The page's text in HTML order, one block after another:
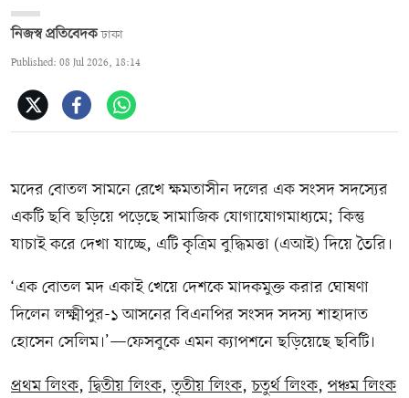
নিজস্ব প্রতিবেদক ঢাকা
Published: 08 Jul 2026, 18:14
মদের বোতল সামনে রেখে ক্ষমতাসীন দলের এক সংসদ সদস্যের
একটি ছবি ছড়িয়ে পড়েছে সামাজিক যোগাযোগমাধ্যমে; কিন্তু
যাচাই করে দেখা যাচ্ছে, এটি কৃত্রিম বুদ্ধিমত্তা (এআই) দিয়ে তৈরি।
‘এক বোতল মদ একাই খেয়ে দেশকে মাদকমুক্ত করার ঘোষণা
দিলেন লক্ষ্মীপুর-১ আসনের বিএনপির সংসদ সদস্য শাহাদাত
হোসেন সেলিম।’—ফেসবুকে এমন ক্যাপশনে ছড়িয়েছে ছবিটি।
প্রথম লিংক,দ্বিতীয় লিংক,তৃতীয় লিংক,চতুর্থ লিংক, পঞ্চম লিংক